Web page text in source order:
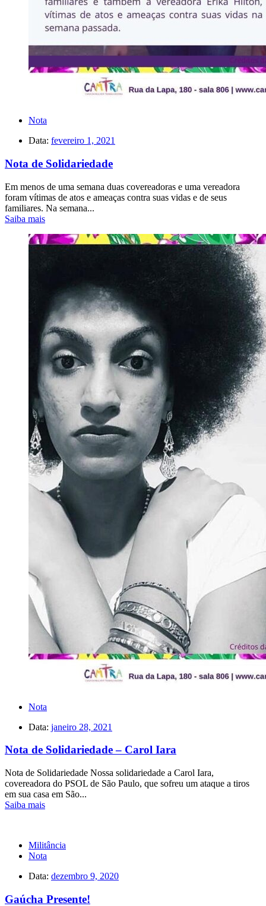
Nota
Data: fevereiro 1, 2021
Nota de Solidariedade
Em menos de uma semana duas covereadoras e uma vereadora
foram vítimas de atos e ameaças contra suas vidas e de seus
familiares. Na semana...
Saiba mais
Nota
Data: janeiro 28, 2021
Nota de Solidariedade – Carol Iara
Nota de Solidariedade Nossa solidariedade a Carol Iara,
covereadora do PSOL de São Paulo, que sofreu um ataque a tiros
em sua casa em São...
Saiba mais
Militância
Nota
Data: dezembro 9, 2020
Gaúcha Presente!